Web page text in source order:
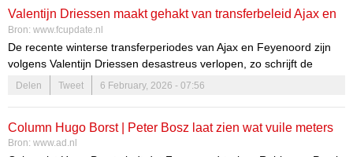
Valentijn Driessen maakt gehakt van transferbeleid Ajax en
Feyenoord
Bron: www.fcupdate.nl
De recente winterse transferperiodes van Ajax en Feyenoord zijn
volgens Valentijn Driessen desastreus verlopen, zo schrijft de
journalist in zijn column voor De Telegraaf. Door de gevaren koers
drijven de twee topclubs nog verder weg bij koploper PSV.
Delen Tweet 6 February, 2026 - 07:56
Column Hugo Borst | Peter Bosz laat zien wat vuile meters
maken oplevert, Robin van Persie betaalt prijs voor te snelle
Bron: www.ad.nl